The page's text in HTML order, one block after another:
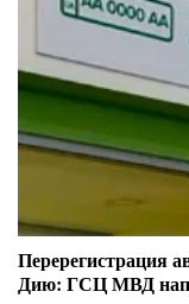
Перерегистрация
Дию: ГСЦ МВД